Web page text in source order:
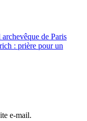
de Paris
: prière pour un
e-mail.